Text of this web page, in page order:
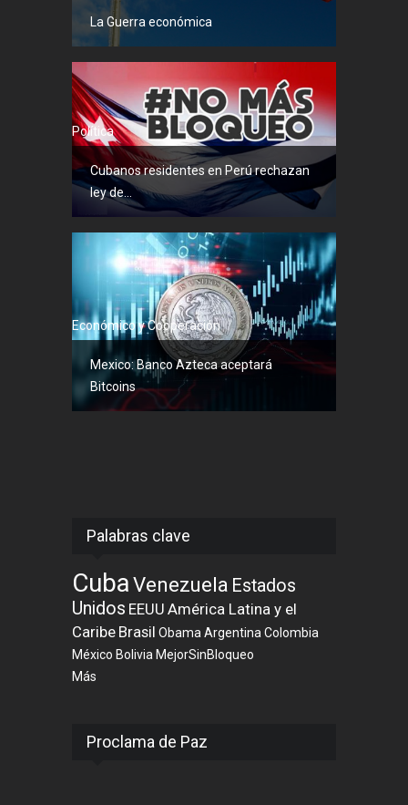
La Guerra económica
Política
Cubanos residentes en Perú rechazan
ley de...
Económico y Cooperación
Mexico: Banco Azteca aceptará
Bitcoins
Palabras clave
CubaVenezuela Estados
Unidos EEUU América Latina y el
Caribe Brasil Obama Argentina Colombia
México Bolivia MejorSinBloqueo
Más
Proclama de Paz